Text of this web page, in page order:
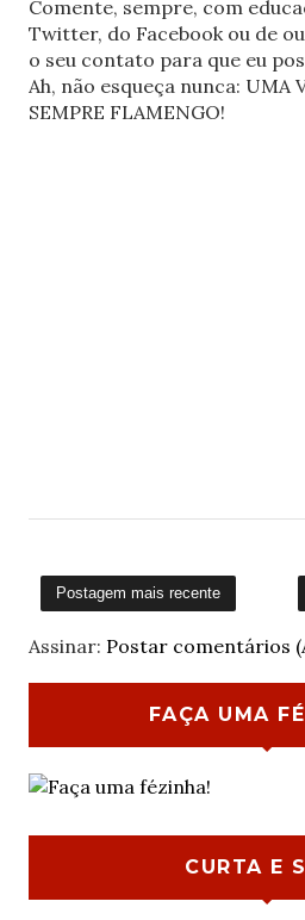
Comente, sempre, com
Twitter, do Facebook ou de
o seu contato para que eu
Ah, não esqueça nunca: UMA
SEMPRE FLAMENGO!
Postagem mais recente
Assinar: Postar comentários
FAÇA UMA
CURTA E